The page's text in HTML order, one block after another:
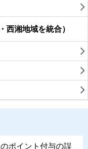
西湘地域を統合）
ポイント付与の誤